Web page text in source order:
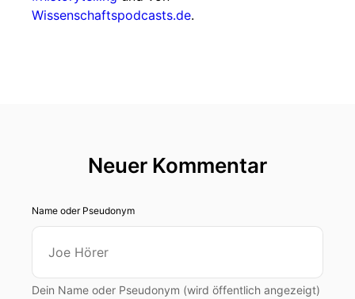
Wissenschaftspodcasts.de.
Neuer Kommentar
Name oder Pseudonym
Dein Name oder Pseudonym (wird öffentlich angezeigt)